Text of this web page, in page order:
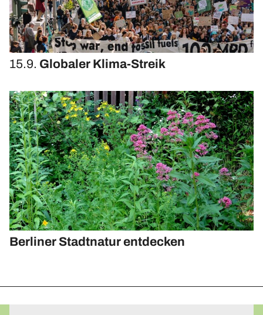
Klima-Exkursionen
Heftreihe »unser Klima«
Hefte bestellen
Materialien
Öko-Wörterbuch
Upcycling-Beutel
Presse
»Energie-Beratung«
Energie-Karten-Set
Energie-Workshops und Beratung
Offene Energie-Sprechstunde
Energie-Exkursionen
ChangeABLE Partner
15.9. Globaler Klima-Streik
Berliner Stadtnatur entdecken